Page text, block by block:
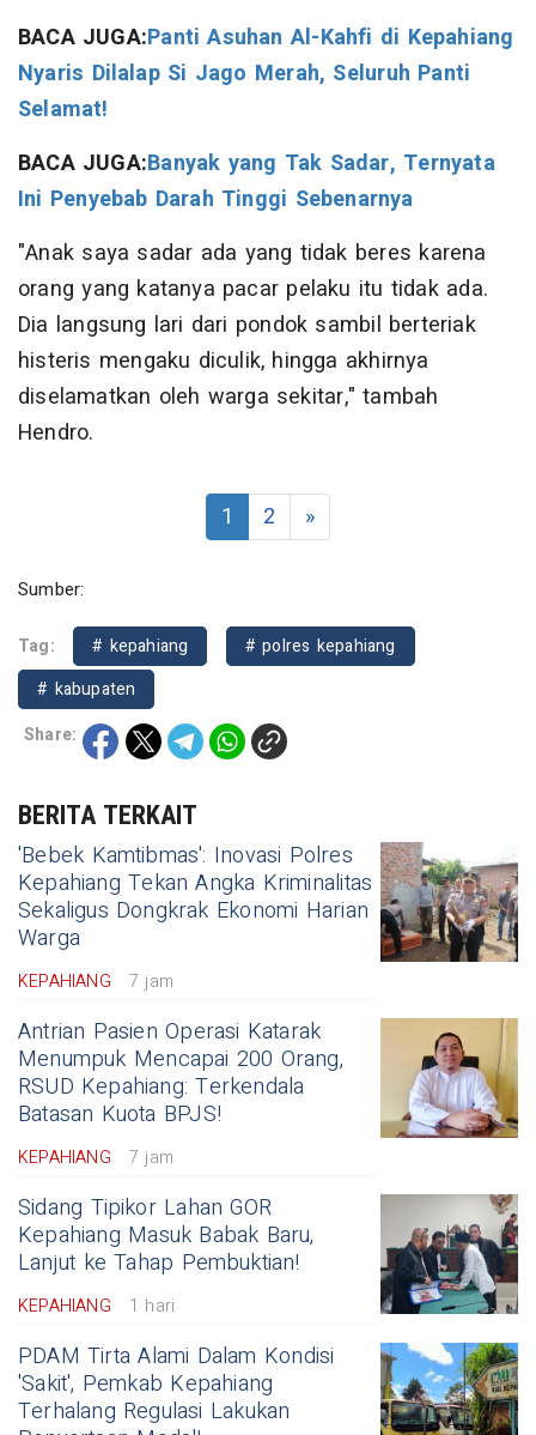
BACA JUGA:Panti Asuhan Al-Kahfi di Kepahiang
Nyaris Dilalap Si Jago Merah, Seluruh Panti
Selamat!
BACA JUGA:Banyak yang Tak Sadar, Ternyata
Ini Penyebab Darah Tinggi Sebenarnya
"Anak saya sadar ada yang tidak beres karena
orang yang katanya pacar pelaku itu tidak ada.
Dia langsung lari dari pondok sambil berteriak
histeris mengaku diculik, hingga akhirnya
diselamatkan oleh warga sekitar," tambah
Hendro.
1 2 »
Sumber:
Tag: # kepahiang
# polres kepahiang
# kabupaten
Share:
BERITA TERKAIT
'Bebek Kamtibmas': Inovasi Polres
Kepahiang Tekan Angka Kriminalitas
Sekaligus Dongkrak Ekonomi Harian
Warga
KEPAHIANG 7 jam
Antrian Pasien Operasi Katarak
Menumpuk Mencapai 200 Orang,
RSUD Kepahiang: Terkendala
Batasan Kuota BPJS!
KEPAHIANG 7 jam
Sidang Tipikor Lahan GOR
Kepahiang Masuk Babak Baru,
Lanjut ke Tahap Pembuktian!
KEPAHIANG 1 hari
PDAM Tirta Alami Dalam Kondisi
'Sakit', Pemkab Kepahiang
Terhalang Regulasi Lakukan